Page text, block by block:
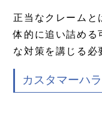
正当なクレームと
体的に追い詰める
な対策を講じる必
カスタマーハ